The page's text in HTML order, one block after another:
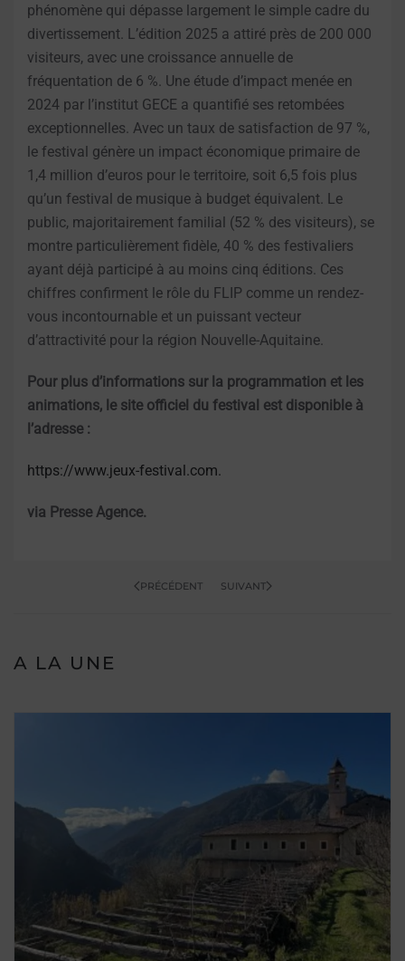
phénomène qui dépasse largement le simple cadre du
divertissement. L’édition 2025 a attiré près de 200 000
visiteurs, avec une croissance annuelle de
fréquentation de 6 %. Une étude d’impact menée en
2024 par l’institut GECE a quantifié ses retombées
exceptionnelles. Avec un taux de satisfaction de 97 %,
le festival génère un impact économique primaire de
1,4 million d’euros pour le territoire, soit 6,5 fois plus
qu’un festival de musique à budget équivalent. Le
public, majoritairement familial (52 % des visiteurs), se
montre particulièrement fidèle, 40 % des festivaliers
ayant déjà participé à au moins cinq éditions. Ces
chiffres confirment le rôle du FLIP comme un rendez-
vous incontournable et un puissant vecteur
d’attractivité pour la région Nouvelle-Aquitaine.
Pour plus d’informations sur la programmation et les
animations, le site officiel du festival est disponible à
l’adresse :
https://www.jeux-festival.com.
via Presse Agence.
PRÉCÉDENT SUIVANT
A LA UNE